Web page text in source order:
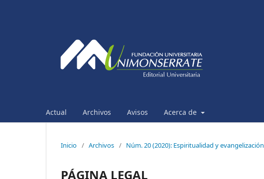
Actual Archivos Avisos Acerca de
Inicio / Archivos / Núm. 20 (2020): Espiritualidad y evangelización
PÁGINA LEGAL